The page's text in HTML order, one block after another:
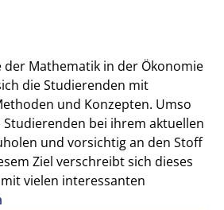
der Mathematik in der Ökonomie
die Studierenden mit
und Konzepten. Umso
bei ihrem aktuellen
und vorsichtig an den Stoff
Ziel verschreibt sich dieses
vielen interessanten
kurzen Anekdoten und